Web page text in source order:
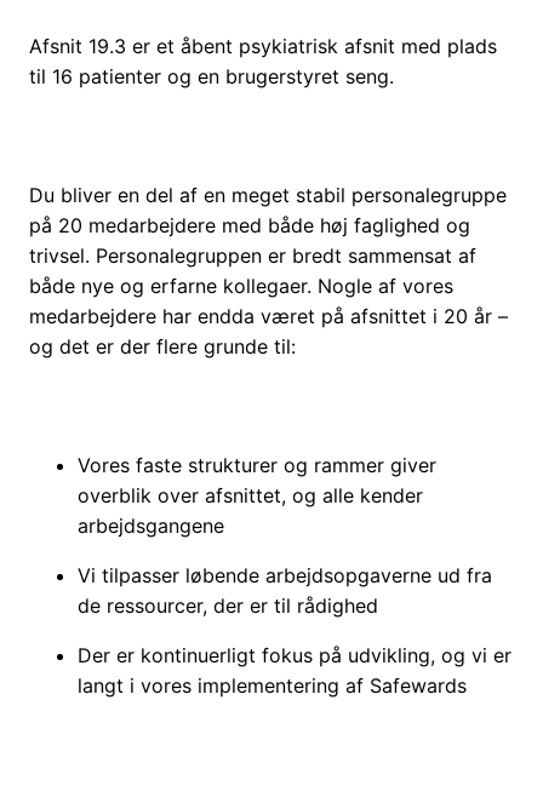
Afsnit 19.3 er et åbent psykiatrisk afsnit med plads
til 16 patienter og en brugerstyret seng.
Du bliver en del af en meget stabil personalegruppe
på 20 medarbejdere med både høj faglighed og
trivsel. Personalegruppen er bredt sammensat af
både nye og erfarne kollegaer. Nogle af vores
medarbejdere har endda været på afsnittet i 20 år –
og det er der flere grunde til:
Vores faste strukturer og rammer giver
overblik over afsnittet, og alle kender
arbejdsgangene
Vi tilpasser løbende arbejdsopgaverne ud fra
de ressourcer, der er til rådighed
Der er kontinuerligt fokus på udvikling, og vi er
langt i vores implementering af Safewards